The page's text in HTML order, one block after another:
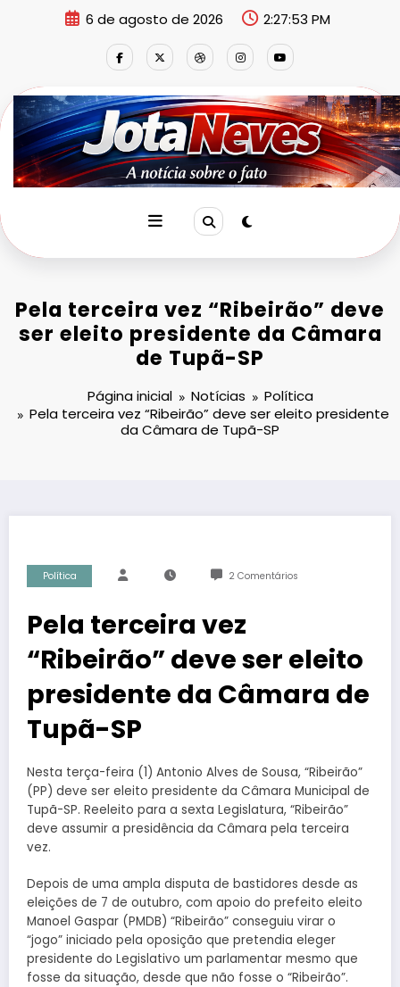
6 de agosto de 2026 2:27:53 PM
Pela terceira vez “Ribeirão” deve
ser eleito presidente da Câmara
de Tupã-SP
Página inicial Notícias
Política
Pela terceira vez “Ribeirão” deve ser eleito presidente
da Câmara de Tupã-SP
Política 2 Comentários
Pela terceira vez
“Ribeirão” deve ser eleito
presidente da Câmara de
Tupã-SP
Nesta terça-feira (1) Antonio Alves de Sousa, “Ribeirão”
(PP) deve ser eleito presidente da Câmara Municipal de
Tupã-SP. Reeleito para a sexta Legislatura, “Ribeirão”
deve assumir a presidência da Câmara pela terceira
vez.
Depois de uma ampla disputa de bastidores desde as
eleições de 7 de outubro, com apoio do prefeito eleito
Manoel Gaspar (PMDB) “Ribeirão” conseguiu virar o
“jogo” iniciado pela oposição que pretendia eleger
presidente do Legislativo um parlamentar mesmo que
fosse da situação, desde que não fosse o “Ribeirão”.